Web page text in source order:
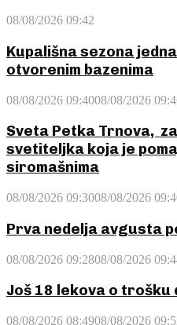
08/08/2026 09:42
Kupališna sezona
otvorenim bazenima
08/08/2026 09:4008/08/2026
Sveta Petka Trnova,
svetiteljka koja je
siromašnima
08/08/2026 09:3008/08/2026
Prva nedelja avgusta
08/08/2026 09:2808/08/2026
Još 18 lekova o trošku
08/08/2026 08:4908/08/2026